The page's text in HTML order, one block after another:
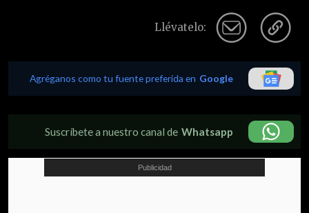
Llévatelo:
Agréganos como tu fuente preferida en Google
Suscríbete a nuestro canal de Whatsapp